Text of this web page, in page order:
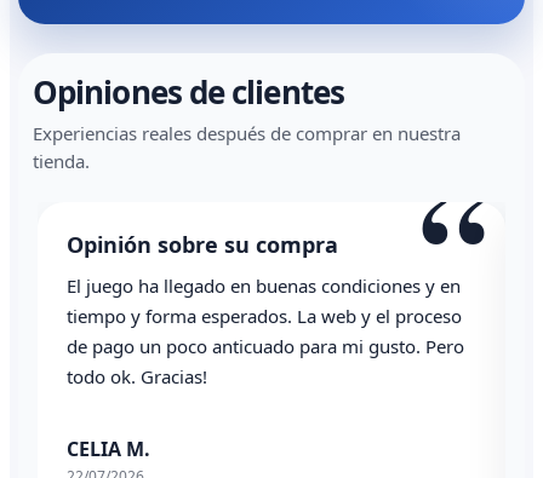
Opiniones de clientes
Experiencias reales después de comprar en nuestra
tienda.
“
Opinión sobre su compra
El juego ha llegado en buenas condiciones y en
tiempo y forma esperados. La web y el proceso
de pago un poco anticuado para mi gusto. Pero
todo ok. Gracias!
CELIA M.